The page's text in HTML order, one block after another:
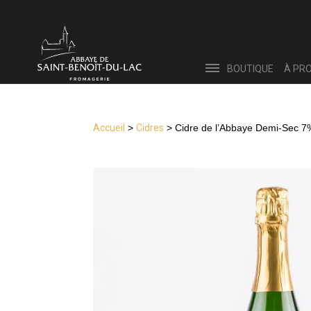
BOUTIQUE À
Accueil >Cidres > Cidre de l’Abbaye Demi-Sec